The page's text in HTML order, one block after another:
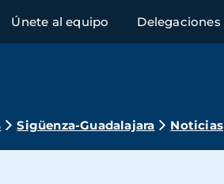
Únete al equipo Delegaciones
Sigüenza-Guadalajara Noticias